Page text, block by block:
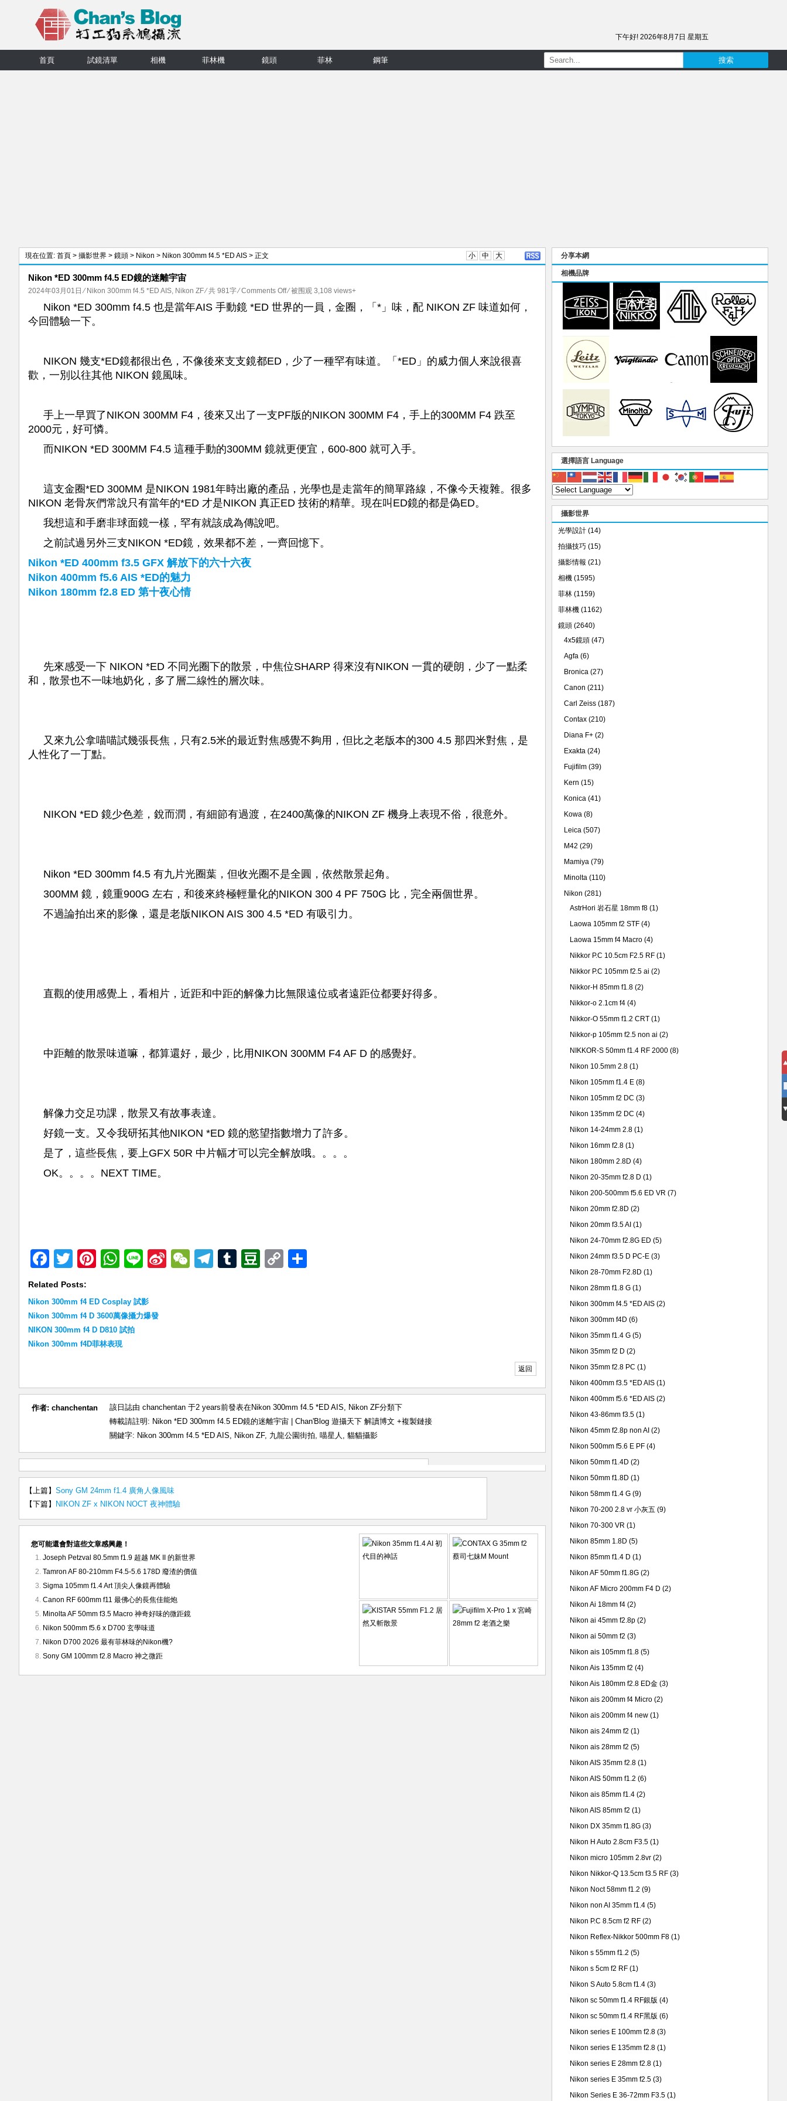
下午好! 2026年8月7日 星期五
首頁 試鏡清單 相機 菲林機 鏡頭 菲林 鋼筆
現在位置: 首頁 > 攝影世界 > 鏡頭 > Nikon > Nikon 300mm f4.5 *ED AIS > 正文 小 中 大
Nikon *ED 300mm f4.5 ED鏡的迷離宇宙
2024年03月01日 ⁄ Nikon 300mm f4.5 *ED AIS, Nikon ZF⁄ 共 981字⁄Comments Offon
Nikon
鏡
宇
⁄ 被围观 3,108 views+
Nikon *ED 300mm f4.5 也是當年AIS 手動鏡 *ED 世界的一員，金圈，「*」味，配 NIKON ZF 味道如何，
今回體驗一下。
NIKON 幾支*ED鏡都很出色，不像後來支支鏡都ED，少了一種罕有味道。「*ED」的威力個人來說很喜
歡，一別以往其他 NIKON 鏡風味。
手上一早買了NIKON 300MM F4，後來又出了一支PF版的NIKON 300MM F4，手上的300MM F4 跌至
2000元，好可憐。
而NIKON *ED 300MM F4.5 這種手動的300MM 鏡就更便宜，600-800 就可入手。
這支金圈*ED 300MM 是NIKON 1981年時出廠的產品，光學也是走當年的簡單路線，不像今天複雜。很多
NIKON 老骨灰們常說只有當年的*ED 才是NIKON 真正ED 技術的精華。現在叫ED鏡的都是偽ED。
我想這和手磨非球面鏡一樣，罕有就該成為傳說吧。
之前試過另外三支NIKON *ED鏡，效果都不差，一齊回憶下。
Nikon *ED 400mm f3.5 GFX 解放下的六十六夜
Nikon 400mm f5.6 AIS *ED的魅力
Nikon 180mm f2.8 ED 第十夜心情
先來感受一下 NIKON *ED 不同光圈下的散景，中焦位SHARP 得來沒有NIKON 一貫的硬朗，少了一點柔
和，散景也不一味地奶化，多了層二線性的層次味。
又來九公拿喵喵試幾張長焦，只有2.5米的最近對焦感覺不夠用，但比之老版本的300 4.5 那四米對焦，是
人性化了一丁點。
NIKON *ED 鏡少色差，銳而潤，有細節有過渡，在2400萬像的NIKON ZF 機身上表現不俗，很意外。
Nikon *ED 300mm f4.5 有九片光圈葉，但收光圈不是全圓，依然散景起角。
300MM 鏡，鏡重900G 左右，和後來終極輕量化的NIKON 300 4 PF 750G 比，完全兩個世界。
不過論拍出來的影像，還是老版NIKON AIS 300 4.5 *ED 有吸引力。
直觀的使用感覺上，看相片，近距和中距的解像力比無限遠位或者遠距位都要好得多。
中距離的散景味道嘛，都算還好，最少，比用NIKON 300MM F4 AF D 的感覺好。
解像力交足功課，散景又有故事表達。
好鏡一支。又令我研拓其他NIKON *ED 鏡的慾望指數增力了許多。
是了，這些長焦，要上GFX 50R 中片幅才可以完全解放哦。。。。
OK。。。。NEXT TIME。
Facebook
TwitterPinterest
WhatsApp
LineSinaWeChat
Telegram
Tumblr
Douban
Copy
Related Posts:
Nikon 300mm f4 ED Cosplay 試影
Nikon 300mm f4 D 3600萬像攝力爆發
NIKON 300mm f4 D D810 試拍
Nikon 300mm f4D菲林表現
返回
作者: chanchentan 該日誌由 chanchentan 于2 years前發表在Nikon 300mm f4.5 *ED AIS, Nikon ZF分類下
轉載請註明: Nikon *ED 300mm f4.5 ED鏡的迷離宇宙 | Chan'Blog 遊攝天下 解讀博文 +複製鏈接
關鍵字: Nikon 300mm f4.5 *ED AIS, Nikon ZF, 九龍公園街拍, 喵星人 , 貓貓攝影
【上篇】 Sony GM 24mm f1.4 廣角人像風味
【下篇】
NIKON ZF x NIKON NOCT 夜神體驗
您可能還會對這些文章感興趣！
Joseph Petzval 80.5mm f1.9 超越 MK II 的新世界
Tamron AF 80-210mm F4.5-5.6 178D 廢渣的價值
Sigma 105mm f1.4 Art 頂尖人像鏡再體驗
Canon RF 600mm f11 最佛心的長焦佳能炮
Minolta AF 50mm f3.5 Macro 神奇好味的微距鏡
Nikon 500mm f5.6 x D700 玄學味道
Nikon D700 2026 最有菲林味的Nikon機?
Sony GM 100mm f2.8 Macro 神之微距
分享本網
相機品牌
選擇語言 Language
攝影世界
光學設計 (14)
拍攝技巧 (15)
攝影情報 (21)
相機 (1595)
菲林 (1159)
菲林機 (1162)
鏡頭 (2640)
4x5鏡頭 (47)
Agfa (6)
Bronica (27)
Canon (211)
Carl Zeiss (187)
Contax (210)
Diana F+ (2)
Exakta (24)
Fujifilm (39)
Kern (15)
Konica (41)
Kowa (8)
Leica (507)
M42 (29)
Mamiya (79)
Minolta (110)
Nikon (281)
AstrHori 岩石星 18mm f8 (1)
Laowa 105mm f2 STF (4)
Laowa 15mm f4 Macro (4)
Nikkor P.C 10.5cm F2.5 RF (1)
Nikkor P.C 105mm f2.5 ai (2)
Nikkor-H 85mm f1.8 (2)
Nikkor-o 2.1cm f4 (4)
Nikkor-O 55mm f1.2 CRT (1)
Nikkor-p 105mm f2.5 non ai (2)
NIKKOR-S 50mm f1.4 RF 2000 (8)
Nikon 10.5mm 2.8 (1)
Nikon 105mm f1.4 E (8)
Nikon 105mm f2 DC (3)
Nikon 135mm f2 DC (4)
Nikon 14-24mm 2.8 (1)
Nikon 16mm f2.8 (1)
Nikon 180mm 2.8D (4)
Nikon 20-35mm f2.8 D (1)
Nikon 200-500mm f5.6 ED VR (7)
Nikon 20mm f2.8D (2)
Nikon 20mm f3.5 AI (1)
Nikon 24-70mm f2.8G ED (5)
Nikon 24mm f3.5 D PC-E (3)
Nikon 28-70mm F2.8D (1)
Nikon 28mm f1.8 G (1)
Nikon 300mm f4.5 *ED AIS (2)
Nikon 300mm f4D (6)
Nikon 35mm f1.4 G (5)
Nikon 35mm f2 D (2)
Nikon 35mm f2.8 PC (1)
Nikon 400mm f3.5 *ED AIS (1)
Nikon 400mm f5.6 *ED AIS (2)
Nikon 43-86mm f3.5 (1)
Nikon 45mm f2.8p non AI (2)
Nikon 500mm f5.6 E PF (4)
Nikon 50mm f1.4D (2)
Nikon 50mm f1.8D (1)
Nikon 58mm f1.4 G (9)
Nikon 70-200 2.8 vr 小灰五 (9)
Nikon 70-300 VR (1)
Nikon 85mm 1.8D (5)
Nikon 85mm f1.4 D (1)
Nikon AF 50mm f1.8G (2)
Nikon AF Micro 200mm F4 D (2)
Nikon Ai 18mm f4 (2)
Nikon ai 45mm f2.8p (2)
Nikon ai 50mm f2 (3)
Nikon ais 105mm f1.8 (5)
Nikon Ais 135mm f2 (4)
Nikon Ais 180mm f2.8 ED金 (3)
Nikon ais 200mm f4 Micro (2)
Nikon ais 200mm f4 new (1)
Nikon ais 24mm f2 (1)
Nikon ais 28mm f2 (5)
Nikon AIS 35mm f2.8 (1)
Nikon AIS 50mm f1.2 (6)
Nikon ais 85mm f1.4 (2)
Nikon AIS 85mm f2 (1)
Nikon DX 35mm f1.8G (3)
Nikon H Auto 2.8cm F3.5 (1)
Nikon micro 105mm 2.8vr (2)
Nikon Nikkor-Q 13.5cm f3.5 RF (3)
Nikon Noct 58mm f1.2 (9)
Nikon non AI 35mm f1.4 (5)
Nikon P.C 8.5cm f2 RF (2)
Nikon Reflex-Nikkor 500mm F8 (1)
Nikon s 55mm f1.2 (5)
Nikon s 5cm f2 RF (1)
Nikon S Auto 5.8cm f1.4 (3)
Nikon sc 50mm f1.4 RF銀版 (4)
Nikon sc 50mm f1.4 RF黑版 (6)
Nikon series E 100mm f2.8 (3)
Nikon series E 135mm f2.8 (1)
Nikon series E 28mm f2.8 (1)
Nikon series E 35mm f2.5 (3)
Nikon Series E 36-72mm F3.5 (1)